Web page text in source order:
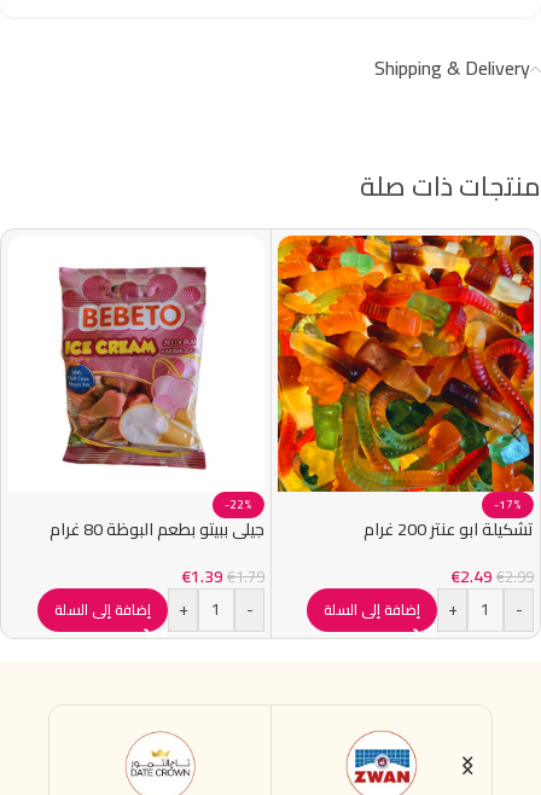
Shipping & Delivery
منتجات ذات صلة
-17%
تشكيلة ابو عنتر 200 غرام
€2.99
€2.49
-
+ إضافة إلى السلة
-22%
جيلي ببيتو بطعم البوظة 80 غرام
€1.79
€1.39
-
+ إضافة إلى السلة